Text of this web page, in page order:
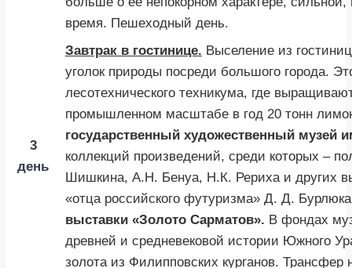
время. Пешеходный день.
3
день
Завтрак в гостинице. Выселение из
уголок природы посреди большого города.
лесотехнического техникума, где
промышленном масштабе в год 20 тонн
государственный художественный музей
коллекций произведений, среди которых –
Шишкина, А.Н. Бенуа, Н.К. Рериха и других
«отца российского футуризма» Д. Д.
выставки «Золото Сарматов». В фондах
древней и средневековой истории Южного
золота из Филипповских курганов. Трансфер